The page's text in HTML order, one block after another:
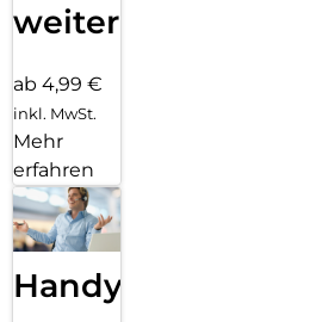
weiter
ab 4,99 €
inkl. MwSt.
Mehr
erfahren
Handy